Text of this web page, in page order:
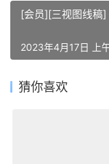
2023年4月17日 上
猜你喜欢